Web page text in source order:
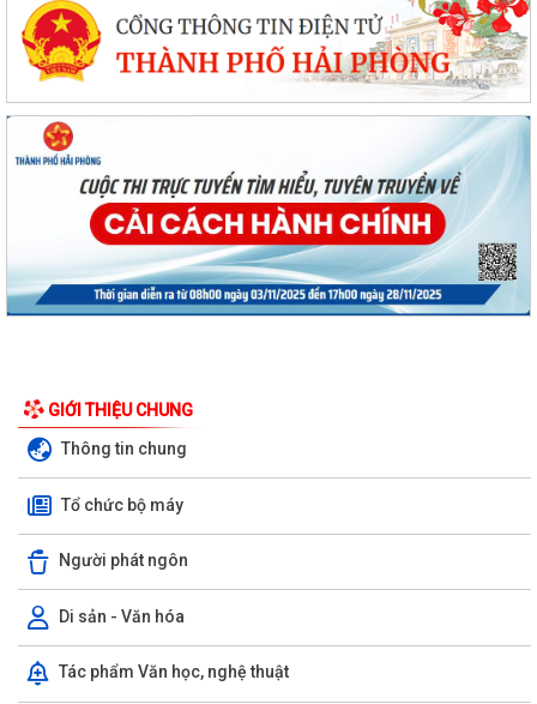
GIỚI THIỆU CHUNG
Thông tin chung
Tổ chức bộ máy
Người phát ngôn
Di sản - Văn hóa
Tác phẩm Văn học, nghệ thuật
13/7/2026 của Chính phủ và Văn bản...